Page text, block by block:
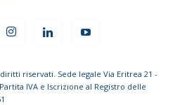
riservati. Sede legale Via Eritrea 21 -
IVA e Iscrizione al Registro delle